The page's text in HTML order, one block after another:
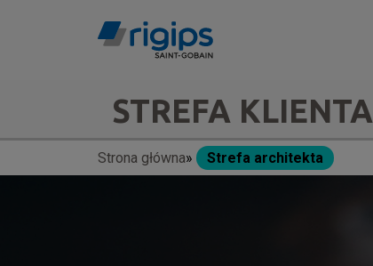
navigation
-
STREFA KLIENTA
Ścieżka
Strona główna Strefa architekta